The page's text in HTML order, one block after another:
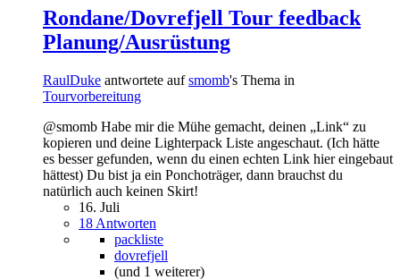
Rondane/Dovrefjell Tour feedback
Planung/Ausrüstung
RaulDuke antwortete aufsmomb's Thema in
Tourvorbereitung
@smomb Habe mir die Mühe gemacht, deinen „Link“ zu
kopieren und deine Lighterpack Liste angeschaut. (Ich hätte
es besser gefunden, wenn du einen echten Link hier eingebaut
hättest) Du bist ja ein Ponchoträger, dann brauchst du
natürlich auch keinen Skirt!
16. Juli
18 Antworten
packliste
dovrefjell
(und 1 weiterer)